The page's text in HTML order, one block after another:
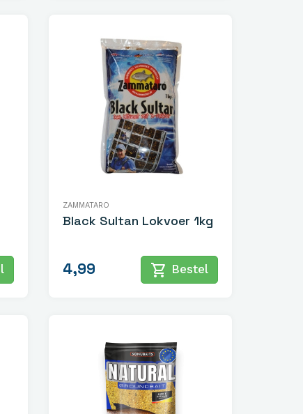
ZAMMATARO
Black Sultan Lokvoer 1kg
4,99 shopping_cart Bestel